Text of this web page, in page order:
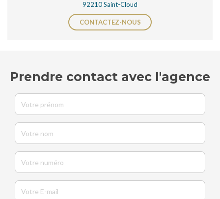
92210 Saint-Cloud
CONTACTEZ-NOUS
Prendre contact avec l'agence